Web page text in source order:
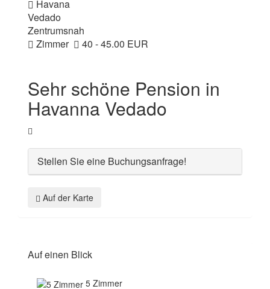
Havana
Vedado
Zentrumsnah
Zimmer
40 - 45.00 EUR
Sehr schöne Pension in
Havanna Vedado
Stellen Sie eine Buchungsanfrage!
Auf der Karte
Auf einen Blick
5 Zimmer